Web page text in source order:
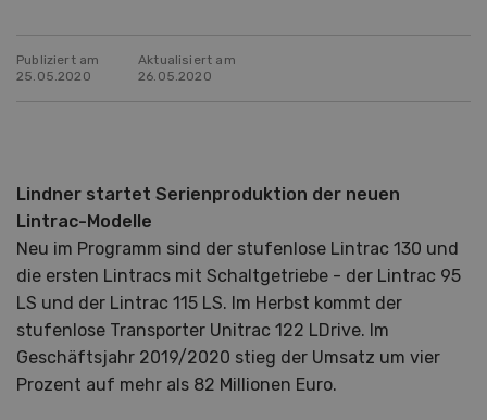
Publiziert am
25.05.2020
Aktualisiert am
26.05.2020
Lindner startet Serienproduktion der neuen
Lintrac-Modelle
Neu im Programm sind der stufenlose Lintrac 130 und
die ersten Lintracs mit Schaltgetriebe - der Lintrac 95
LS und der Lintrac 115 LS. Im Herbst kommt der
stufenlose Transporter Unitrac 122 LDrive. Im
Geschäftsjahr 2019/2020 stieg der Umsatz um vier
Prozent auf mehr als 82 Millionen Euro.